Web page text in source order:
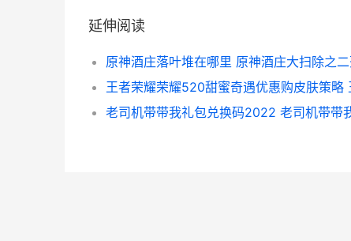
延伸阅读